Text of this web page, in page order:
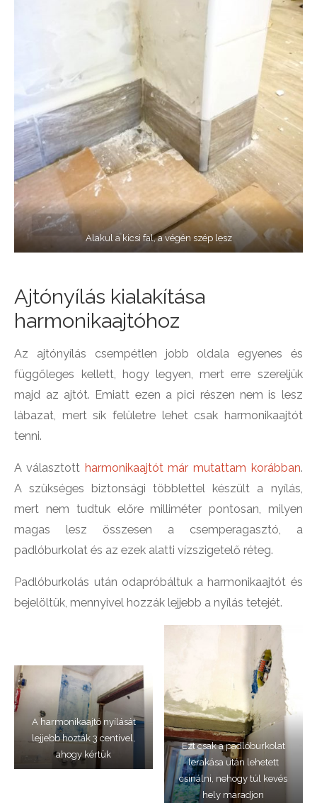
Alakul a kicsi fal, a végén szép lesz
Ajtónyílás kialakítása
harmonikaajtóhoz
Az ajtónyílás csempétlen jobb oldala egyenes és
függőleges kellett, hogy legyen, mert erre szereljük
majd az ajtót. Emiatt ezen a pici részen nem is lesz
lábazat, mert sík felületre lehet csak harmonikaajtót
tenni.
A választott harmonikaajtót már mutattam korábban.
A szükséges biztonsági többlettel készült a nyílás,
mert nem tudtuk előre milliméter pontosan, milyen
magas lesz összesen a csemperagasztó, a
padlóburkolat és az ezek alatti vízszigetelő réteg.
Padlóburkolás után odapróbáltuk a harmonikaajtót és
bejelöltük, mennyivel hozzák lejjebb a nyílás tetejét.
A harmonikaajtó nyílását
lejjebb hozták 3 centivel,
ahogy kértük
Ezt csak a padlóburkolat
lerakása után lehetett
csinálni, nehogy túl kevés
hely maradjon